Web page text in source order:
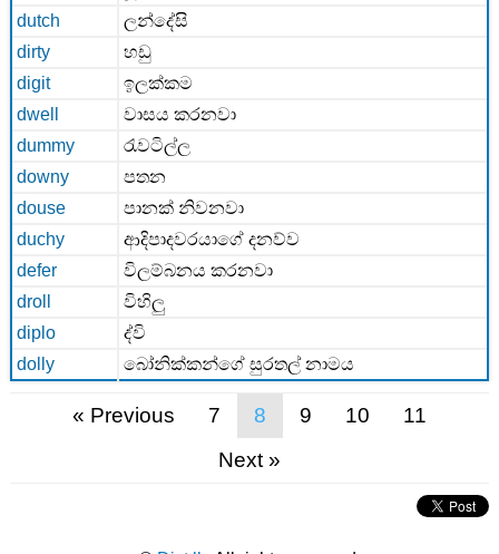
dutch
ලන්දේසි
dirty
හඩු
digit
ඉලක්කම
dwell
වාසය කරනවා
dummy
රැවටිල්ල
downy
පතන
douse
පානක් නිවනවා
duchy
ආදිපාදවරයාගේ දනව්ව
defer
විලම්බනය කරනවා
droll
විහිලු
diplo
ද්වි
dolly
බෝනික්කන්ගේ සුරතල් නාමය
« Previous 7 8 9 10
11
Next »